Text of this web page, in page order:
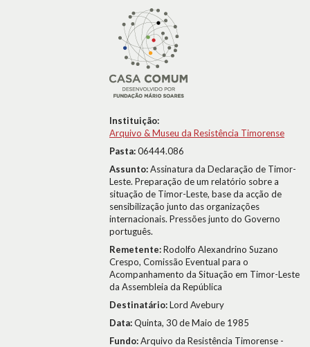
Instituição:
Arquivo & Museu da Resistência Timorense
Pasta:06444.086
Assunto:Assinatura da Declaração de Timor-
Leste. Preparação de um relatório sobre a
situação de Timor-Leste, base da acção de
sensibilização junto das organizações
internacionais. Pressões junto do Governo
português.
Remetente:Rodolfo Alexandrino Suzano
Crespo, Comissão Eventual para o
Acompanhamento da Situação em Timor-Leste
da Assembleia da República
Destinatário:Lord Avebury
Data:Quinta, 30 de Maio de 1985
Fundo:Arquivo da Resistência Timorense -